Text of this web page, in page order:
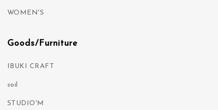
WOMEN'S
Goods/Furniture
IBUKI CRAFT
soil
STUDIO'M